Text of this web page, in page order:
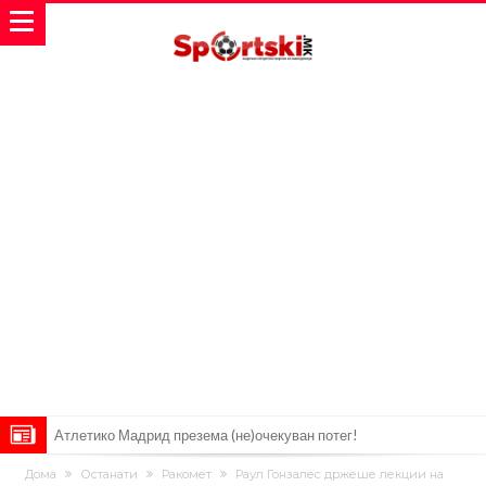
Атлетико Мадрид презема (не)очекуван потег!
Истината излезе на виделина: Родри како никој никогаш го понижи
Дома Останати Ракомет
Раул Гонзалес држеше лекции на